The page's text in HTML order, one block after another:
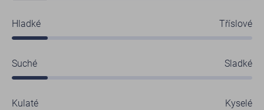
Hladké Tříslové
Suché Sladké
Kulaté Kyselé